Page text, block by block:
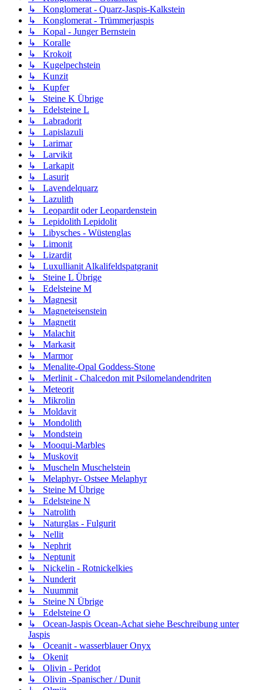
↳ Konglomerat - Quarz-Jaspis-Kalkstein
↳ Konglomerat - Trümmerjaspis
↳ Kopal - Junger Bernstein
↳ Koralle
↳ Krokoit
↳ Kugelpechstein
↳ Kunzit
↳ Kupfer
↳ Steine K Übrige
↳ Edelsteine L
↳ Labradorit
↳ Lapislazuli
↳ Larimar
↳ Larvikit
↳ Larkapit
↳ Lasurit
↳ Lavendelquarz
↳ Lazulith
↳ Leopardit oder Leopardenstein
↳ Lepidolith Lepidolit
↳ Libysches - Wüstenglas
↳ Limonit
↳ Lizardit
↳ Luxullianit Alkalifeldspatgranit
↳ Steine L Übrige
↳ Edelsteine M
↳ Magnesit
↳ Magneteisenstein
↳ Magnetit
↳ Malachit
↳ Markasit
↳ Marmor
↳ Menalite-Opal Goddess-Stone
↳ Merlinit - Chalcedon mit Psilomelandendriten
↳ Meteorit
↳ Mikrolin
↳ Moldavit
↳ Mondolith
↳ Mondstein
↳ Mooqui-Marbles
↳ Muskovit
↳ Muscheln Muschelstein
↳ Melaphyr- Ostsee Melaphyr
↳ Steine M Übrige
↳ Edelsteine N
↳ Natrolith
↳ Naturglas - Fulgurit
↳ Nellit
↳ Nephrit
↳ Neptunit
↳ Nickelin - Rotnickelkies
↳ Nunderit
↳ Nuummit
↳ Steine N Übrige
↳ Edelsteine O
↳ Ocean-Jaspis Ocean-Achat siehe Beschreibung unter
Jaspis
↳ Oceanit - wasserblauer Onyx
↳ Okenit
↳ Olivin - Peridot
↳ Olivin -Spanischer / Dunit